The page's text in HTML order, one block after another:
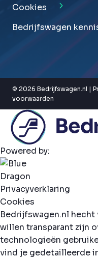
Cookies
Bedrijfswagen
© 2026 Bedrijfswagen.nl |
voorwaarden
Powered by:
Privacyverklaring
Cookies
Bedrijfswagen.nl hecht
willen transparant zijn
technologieën
vind je gedetailleerde